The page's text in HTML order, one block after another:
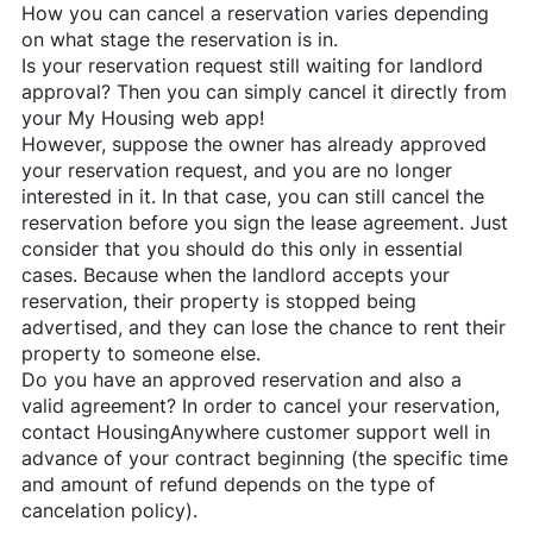
How you can cancel a reservation varies depending
on what stage the reservation is in.
Is your reservation request still waiting for landlord
approval? Then you can simply cancel it directly from
your My Housing web app!
However, suppose the owner has already approved
your reservation request, and you are no longer
interested in it. In that case, you can still cancel the
reservation before you sign the lease agreement. Just
consider that you should do this only in essential
cases. Because when the landlord accepts your
reservation, their property is stopped being
advertised, and they can lose the chance to rent their
property to someone else.
Do you have an approved reservation and also a
valid agreement? In order to cancel your reservation,
contact HousingAnywherecustomer support well in
advance of your contract beginning (the specific time
and amount of refund depends on the type of
cancelation policy).